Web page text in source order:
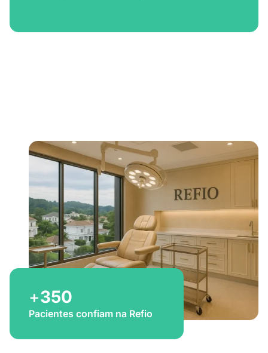
+350
Pacientes confiam na Refio